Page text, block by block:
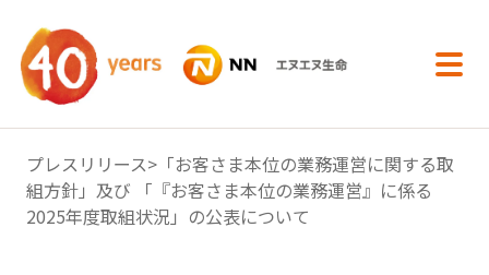
プレスリリース>「お客さま本位の業務運営に関する取
組方針」及び 「『お客さま本位の業務運営』に係る
2025年度取組状況」の公表について